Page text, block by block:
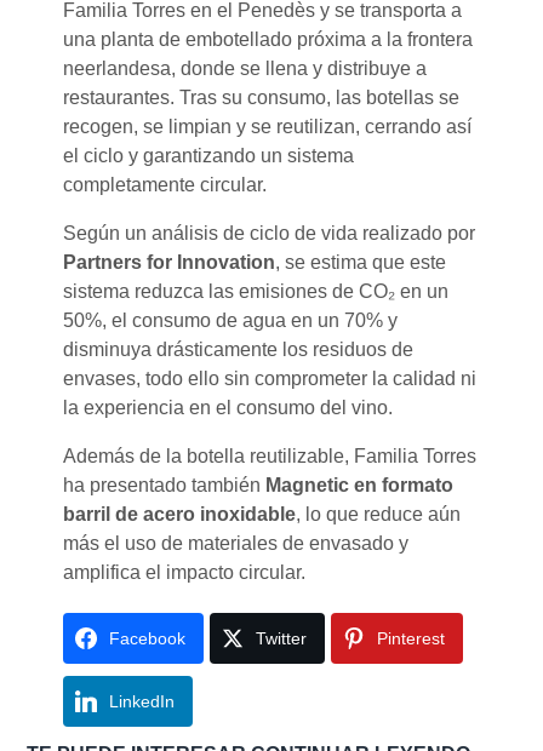
Familia Torres en el Penedès y se transporta a
una planta de embotellado próxima a la frontera
neerlandesa, donde se llena y distribuye a
restaurantes. Tras su consumo, las botellas se
recogen, se limpian y se reutilizan, cerrando así
el ciclo y garantizando un sistema
completamente circular.
Según un análisis de ciclo de vida realizado por
Partners for Innovation, se estima que este
sistema reduzca las emisiones de CO₂ en un
50%, el consumo de agua en un 70% y
disminuya drásticamente los residuos de
envases, todo ello sin comprometer la calidad ni
la experiencia en el consumo del vino.
Además de la botella reutilizable, Familia Torres
ha presentado también Magnetic en formato
barril de acero inoxidable, lo que reduce aún
más el uso de materiales de envasado y
amplifica el impacto circular.
Facebook Twitter Pinterest
LinkedIn